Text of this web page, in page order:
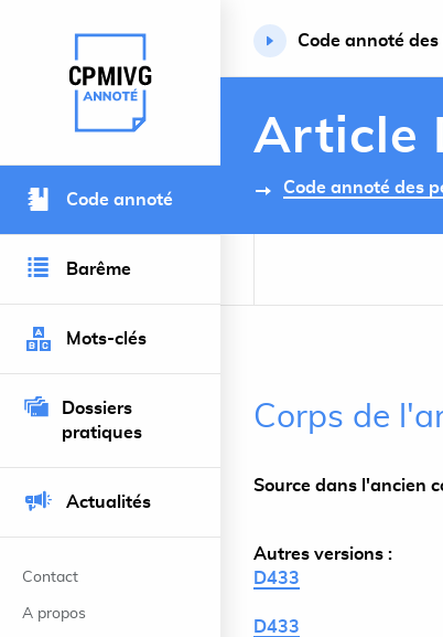
Retour à l’accueil du site
Code annoté
Barême
Mots-clés
Dossiers
pratiques
Actualités
Contact
A propos
Code annoté
Article
Code annoté des
Corps de
Source dans l'ancien
Autres versions :
D433
D433